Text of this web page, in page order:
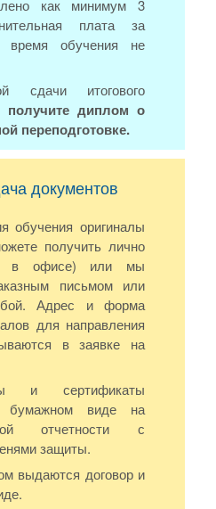
как минимум 3
плата за
время обучения не
сдачи итогового
диплом о
переподготовке.
документов
обучения оригиналы
получить лично
в офисе) или мы
письмом или
Адрес и форма
для направления
в заявке на
и сертификаты
бумажном виде на
отчетности с
защиты.
выдаются договор и